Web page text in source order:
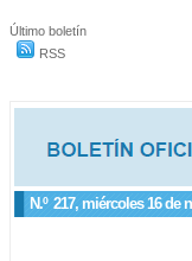
Último boletín
RSS
N.º 217, miércoles 16 de